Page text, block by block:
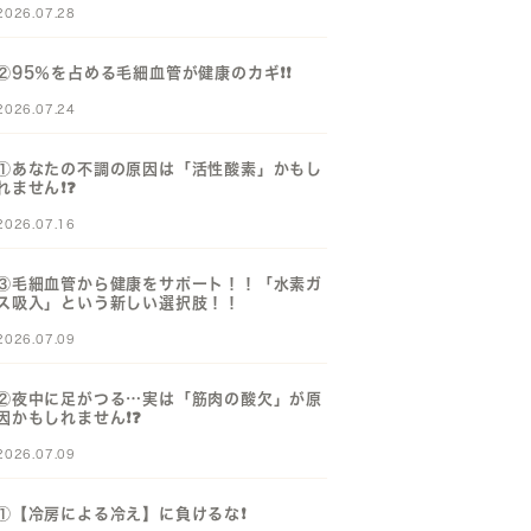
％を占める毛細血管が健康のカギ❗️❗️
あなたの不調の原因は「活性酸素」かもし
ません❗️❓️
毛細血管から健康をサポート！！「水素ガ
吸入」という新しい選択肢！！
夜中に足がつる…実は「筋肉の酸欠」が原
かもしれません❗️❓️
【冷房による冷え】に負けるな❗️